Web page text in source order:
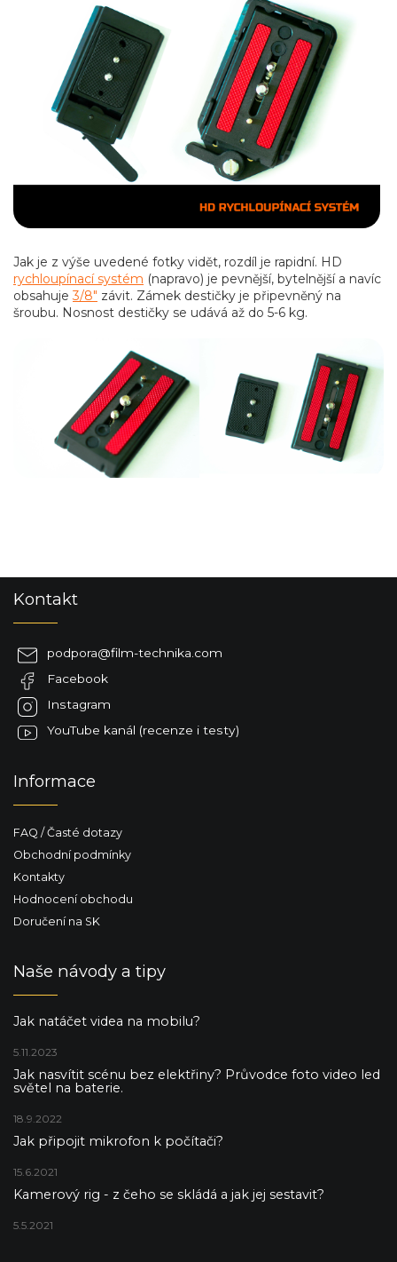
Jak je z výše uvedené fotky vidět, rozdíl je rapidní. HD
rychloupínací systém (napravo) je pevnější, bytelnější a navíc
obsahuje3/8" závit. Zámek destičky je připevněný na
šroubu. Nosnost destičky se udává až do 5-6 kg.
Kontakt
podpora@film-technika.com
Facebook
Instagram
YouTube kanál (recenze i testy)
Informace
FAQ / Časté dotazy
Obchodní podmínky
Kontakty
Hodnocení obchodu
Doručení na SK
Naše návody a tipy
Jak natáčet videa na mobilu?
5.11.2023
Jak nasvítit scénu bez elektřiny? Průvodce foto video led
světel na baterie.
18.9.2022
Jak připojit mikrofon k počítači?
15.6.2021
Kamerový rig - z čeho se skládá a jak jej sestavit?
5.5.2021